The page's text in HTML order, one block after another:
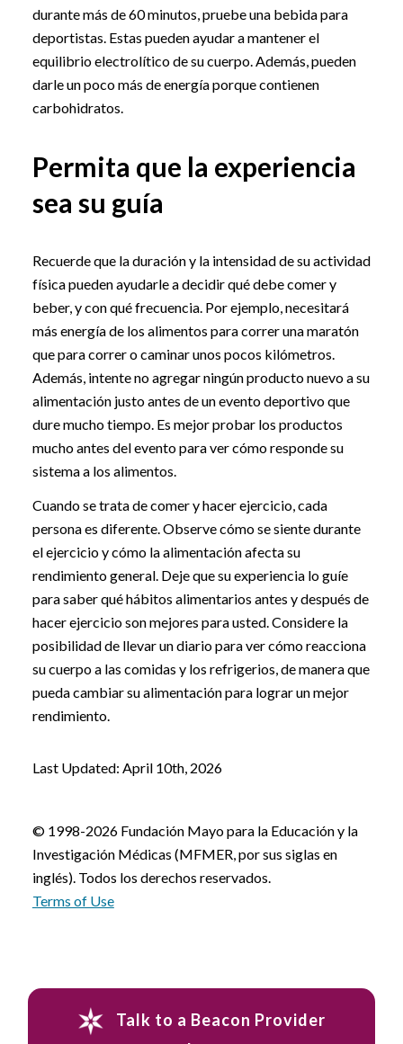
durante más de 60 minutos, pruebe una bebida para
deportistas. Estas pueden ayudar a mantener el
equilibrio electrolítico de su cuerpo. Además, pueden
darle un poco más de energía porque contienen
carbohidratos.
Permita que la experiencia
sea su guía
Recuerde que la duración y la intensidad de su actividad
física pueden ayudarle a decidir qué debe comer y
beber, y con qué frecuencia. Por ejemplo, necesitará
más energía de los alimentos para correr una maratón
que para correr o caminar unos pocos kilómetros.
Además, intente no agregar ningún producto nuevo a su
alimentación justo antes de un evento deportivo que
dure mucho tiempo. Es mejor probar los productos
mucho antes del evento para ver cómo responde su
sistema a los alimentos.
Cuando se trata de comer y hacer ejercicio, cada
persona es diferente. Observe cómo se siente durante
el ejercicio y cómo la alimentación afecta su
rendimiento general. Deje que su experiencia lo guíe
para saber qué hábitos alimentarios antes y después de
hacer ejercicio son mejores para usted. Considere la
posibilidad de llevar un diario para ver cómo reacciona
su cuerpo a las comidas y los refrigerios, de manera que
pueda cambiar su alimentación para lograr un mejor
rendimiento.
Last Updated: April 10th, 2026
© 1998-2026 Fundación Mayo para la Educación y la
Investigación Médicas (MFMER, por sus siglas en
inglés). Todos los derechos reservados.
Terms of Use
Talk to a Beacon Provider